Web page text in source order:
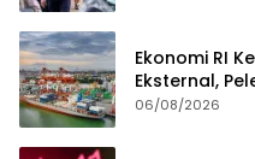
Ekonomi RI
Eksternal,
Pertumbuhan
06/08/2026